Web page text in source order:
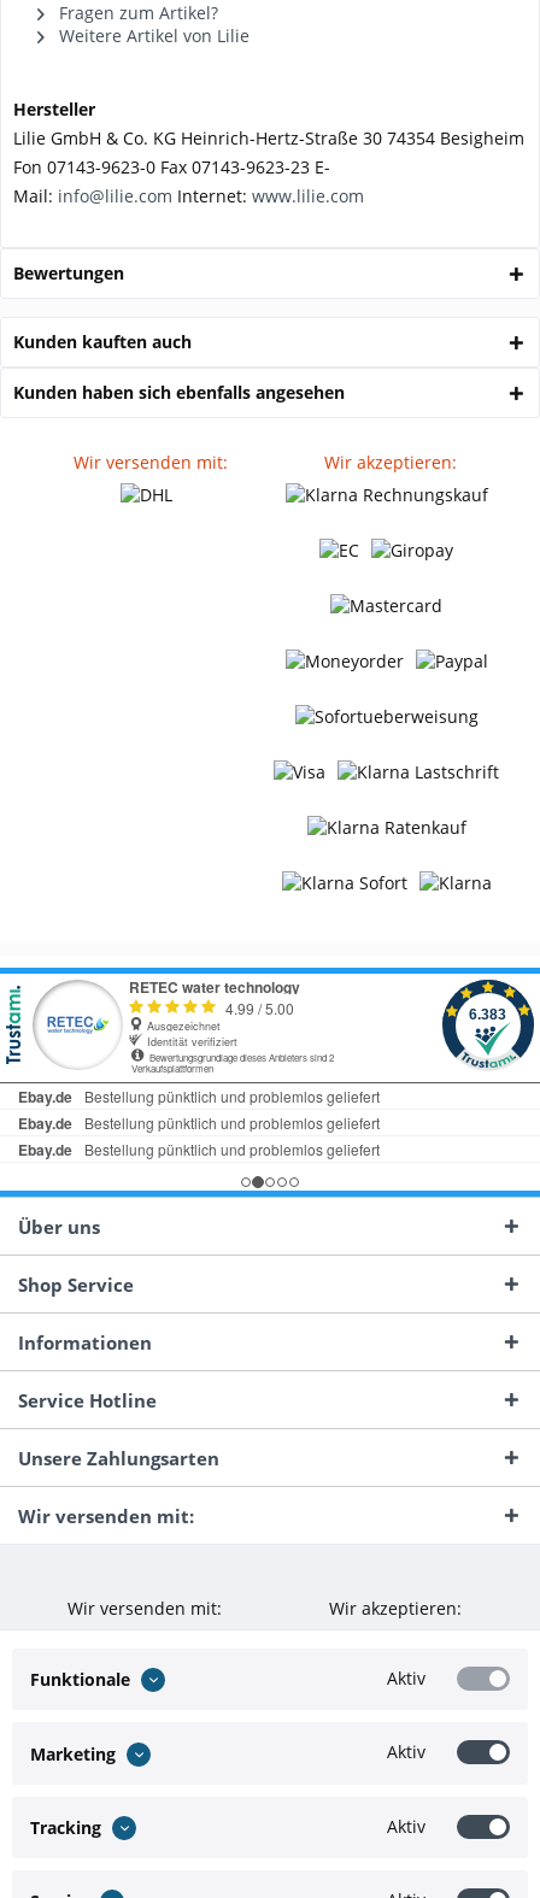
Fragen zum Artikel?
Weitere Artikel von Lilie
Hersteller
Lilie GmbH & Co. KG Heinrich-Hertz-Straße 30 74354 Besigheim
Fon 07143-9623-0 Fax 07143-9623-23 E-
Mail: info@lilie.com Internet: www.lilie.com
Bewertungen
Kunden kauften auch
Kunden haben sich ebenfalls angesehen
Wir versenden mit: Wir akzeptieren:
Über uns
Shop Service
Informationen
Service Hotline
Unsere Zahlungsarten
Wir versenden mit:
Wir versenden mit: Wir akzeptieren:
Funktionale Aktiv
Marketing Aktiv
Tracking Aktiv